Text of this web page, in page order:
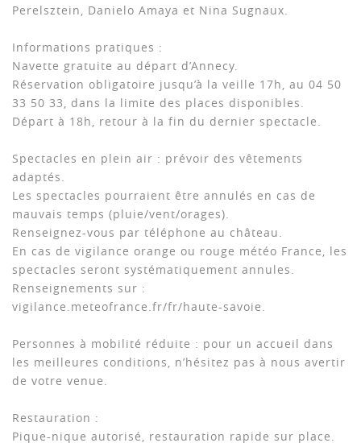
Perelsztein, Danielo Amaya et Nina Sugnaux.
Informations pratiques :
Navette gratuite au départ d’Annecy.
Réservation obligatoire jusqu’à la veille 17h, au 04 50
33 50 33, dans la limite des places disponibles.
Départ à 18h, retour à la fin du dernier spectacle.
Spectacles en plein air : prévoir des vêtements
adaptés.
Les spectacles pourraient être annulés en cas de
mauvais temps (pluie/vent/orages).
Renseignez-vous par téléphone au château.
En cas de vigilance orange ou rouge météo France, les
spectacles seront systématiquement annules.
Renseignements sur :
vigilance.meteofrance.fr/fr/haute-savoie.
Personnes à mobilité réduite : pour un accueil dans
les meilleures conditions, n’hésitez pas à nous avertir
de votre venue.
Restauration :
Pique-nique autorisé, restauration rapide sur place.